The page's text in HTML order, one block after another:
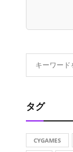
c
h
f
o
タグ
CYGAMES